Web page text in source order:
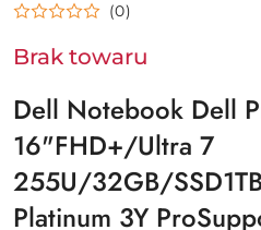
(0)
Brak towaru
Dell Notebook Dell
16"FHD+/Ultra 7
255U/32GB/
Platinum 3Y